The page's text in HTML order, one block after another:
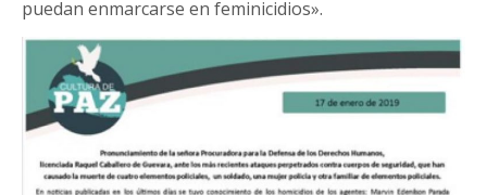
puedan enmarcarse en feminicidios».